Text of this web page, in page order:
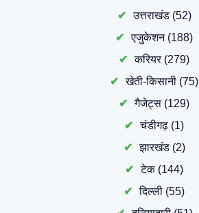
उत्तराखंड(52)
एजुकेशन(188)
करियर(279)
खेती-किसानी (75)
गैजेट्स (129)
चंडीगढ़ (1)
झारखंड(2)
टेक(144)
दिल्ली (55)